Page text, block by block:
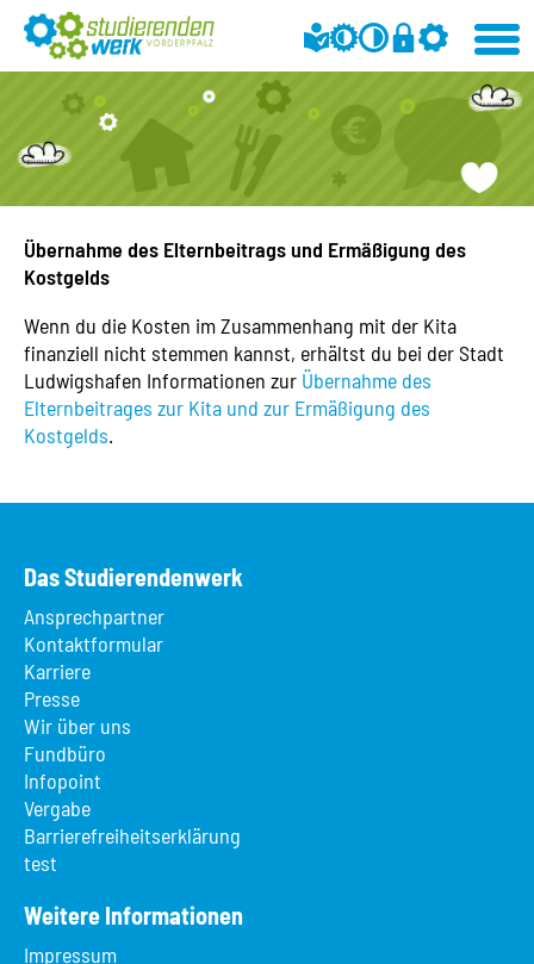
Übernahme des Elternbeitrags und Ermäßigung des
Kostgelds
Wenn du die Kosten im Zusammenhang mit der Kita
finanziell nicht stemmen kannst, erhältst du bei der Stadt
Ludwigshafen Informationen zur Übernahme des
Elternbeitrages zur Kita und zur Ermäßigung des
Kostgelds.
Das Studierendenwerk
Ansprechpartner
Kontaktformular
Karriere
Presse
Wir über uns
Fundbüro
Infopoint
Vergabe
Barrierefreiheitserklärung
test
Weitere Informationen
Impressum